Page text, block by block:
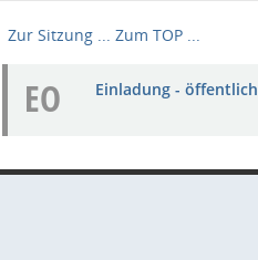
Zur Sitzung ... Zum TOP ...
EO Einladung - öffentlich